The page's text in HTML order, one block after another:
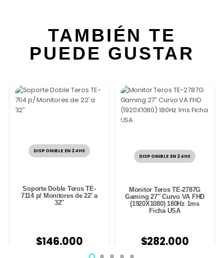
TAMBIÉN TE
PUEDE GUSTAR
DISPONIBLE EN 24HS
Soporte Doble Teros TE-
7114 p/ Monitores de 22′ a
32″
$146.000
DISPONIBLE EN 24HS
Monitor Teros TE-2787G
Gaming 27″ Curvo VA FHD
(1920X1080) 180Hz 1ms
Ficha USA
$282.000